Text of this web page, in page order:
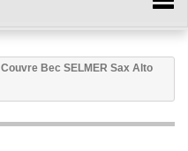
Couvre Bec SELMER Sax Alto